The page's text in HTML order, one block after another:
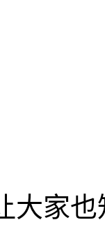
大家